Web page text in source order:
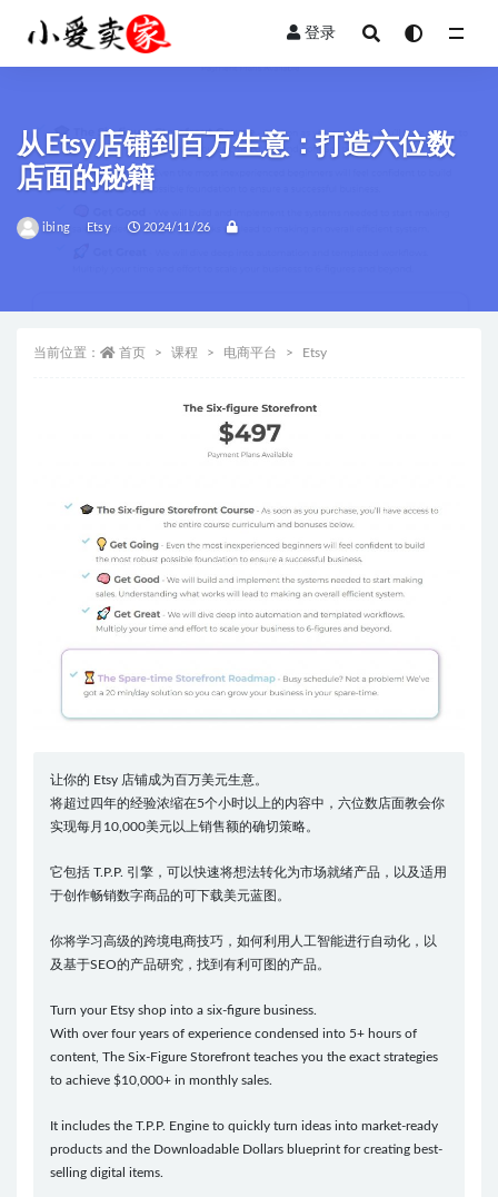
登录
从Etsy店铺到百万生意：打造六位数
店面的秘籍
ibing Etsy 2024/11/26
当前位置： 首页 课程 电商平台 Etsy
让你的 Etsy 店铺成为百万美元生意。
将超过四年的经验浓缩在5个小时以上的内容中，六位数店面教会你
实现每月10,000美元以上销售额的确切策略。
它包括 T.P.P. 引擎，可以快速将想法转化为市场就绪产品，以及适用
于创作畅销数字商品的可下载美元蓝图。
你将学习高级的跨境电商技巧，如何利用人工智能进行自动化，以
及基于SEO的产品研究，找到有利可图的产品。
Turn your Etsy shop into a six-figure business.
With over four years of experience condensed into 5+ hours of
content, The Six-Figure Storefront teaches you the exact strategies
to achieve $10,000+ in monthly sales.
It includes the T.P.P. Engine to quickly turn ideas into market-ready
products and the Downloadable Dollars blueprint for creating best-
selling digital items.